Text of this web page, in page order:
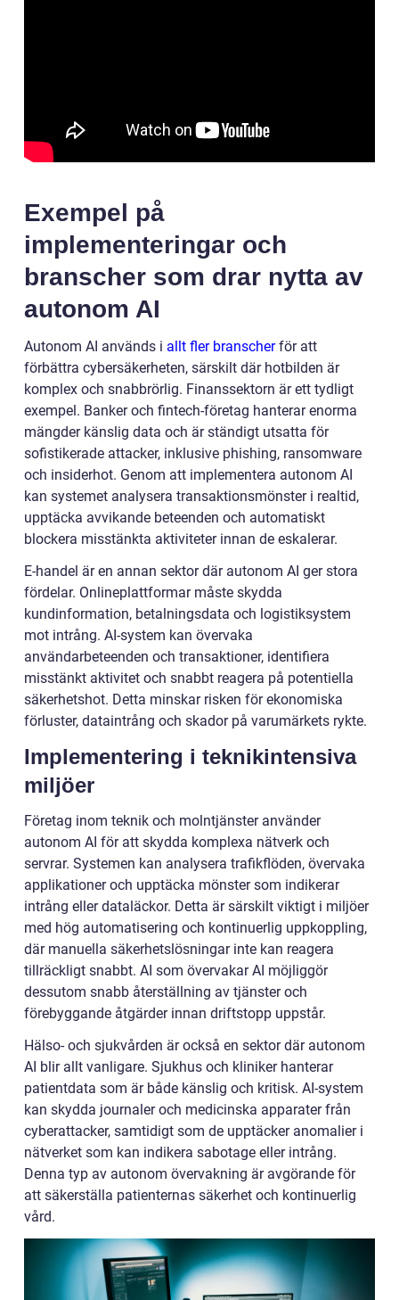
Exempel på
implementeringar och
branscher som drar nytta av
autonom AI
Autonom AI används i allt fler branscherför att
förbättra cybersäkerheten, särskilt där hotbilden är
komplex och snabbrörlig. Finanssektorn är ett tydligt
exempel. Banker och fintech-företag hanterar enorma
mängder känslig data och är ständigt utsatta för
sofistikerade attacker, inklusive phishing, ransomware
och insiderhot. Genom att implementera autonom AI
kan systemet analysera transaktionsmönster i realtid,
upptäcka avvikande beteenden och automatiskt
blockera misstänkta aktiviteter innan de eskalerar.
E-handel är en annan sektor där autonom AI ger stora
fördelar. Onlineplattformar måste skydda
kundinformation, betalningsdata och logistiksystem
mot intrång. AI-system kan övervaka
användarbeteenden och transaktioner, identifiera
misstänkt aktivitet och snabbt reagera på potentiella
säkerhetshot. Detta minskar risken för ekonomiska
förluster, dataintrång och skador på varumärkets rykte.
Implementering i teknikintensiva
miljöer
Företag inom teknik och molntjänster använder
autonom AI för att skydda komplexa nätverk och
servrar. Systemen kan analysera trafikflöden, övervaka
applikationer och upptäcka mönster som indikerar
intrång eller dataläckor. Detta är särskilt viktigt i miljöer
med hög automatisering och kontinuerlig uppkoppling,
där manuella säkerhetslösningar inte kan reagera
tillräckligt snabbt. AI som övervakar AI möjliggör
dessutom snabb återställning av tjänster och
förebyggande åtgärder innan driftstopp uppstår.
Hälso- och sjukvården är också en sektor där autonom
AI blir allt vanligare. Sjukhus och kliniker hanterar
patientdata som är både känslig och kritisk. AI-system
kan skydda journaler och medicinska apparater från
cyberattacker, samtidigt som de upptäcker anomalier i
nätverket som kan indikera sabotage eller intrång.
Denna typ av autonom övervakning är avgörande för
att säkerställa patienternas säkerhet och kontinuerlig
vård.